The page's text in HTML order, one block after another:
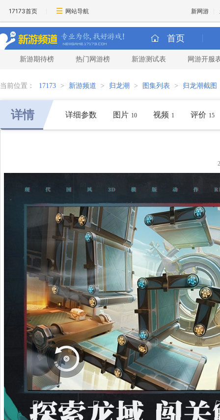
17173首页 网站导航 新网游
首页
新游期待榜 热门网游榜 新游测试表 网游开服
当前位置： 17173 > 新游频道 > 归龙潮 > 图集列表 > 归龙潮截图
详情 详细参数 图片 10 视频 1 评价 15